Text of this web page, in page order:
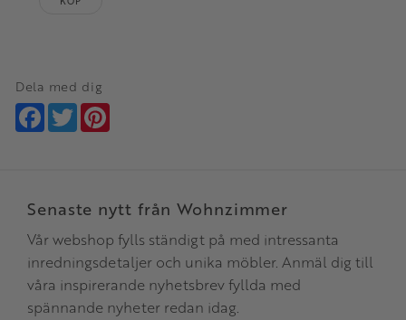
Dela med dig
Facebook
Twitter
Senaste nytt från Wohnzimmer
Vår webshop fylls ständigt på med intressanta
inredningsdetaljer och unika möbler. Anmäl dig till
våra inspirerande nyhetsbrev fyllda med
spännande nyheter redan idag.